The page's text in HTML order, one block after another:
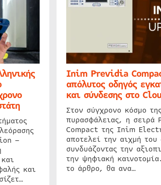
–
και
Inim Previdia
απόλυτος οδηγός
και σύνδεσης στο
Στον σύγχρονο κόσμο της
πυρασφάλειας, η σειρά
Compact της Inim
αποτελεί την αιχμή του
συνδυάζοντας την
την ψηφιακή
το άρθρο, θα ανα…